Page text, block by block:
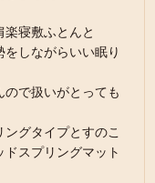
寝敷ふとんと
しながらいい眠り
ので扱いがとっても
グタイプとすのこ
スプリングマット